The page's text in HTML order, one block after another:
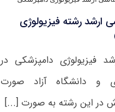
ارشد رشته فیزیولوژی
فیزیولوژی دامپزشکی در
و دانشگاه آزاد صورت
در این رشته به صورت [...]